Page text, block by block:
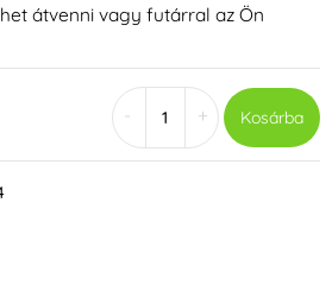
átvenni vagy futárral az Ön
+ Kosárba